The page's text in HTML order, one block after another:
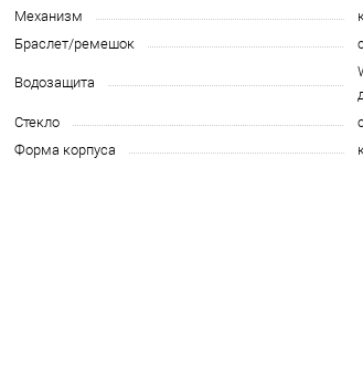
Механизм
Браслет/ремешок
Водозащита
Стекло
Форма корпуса